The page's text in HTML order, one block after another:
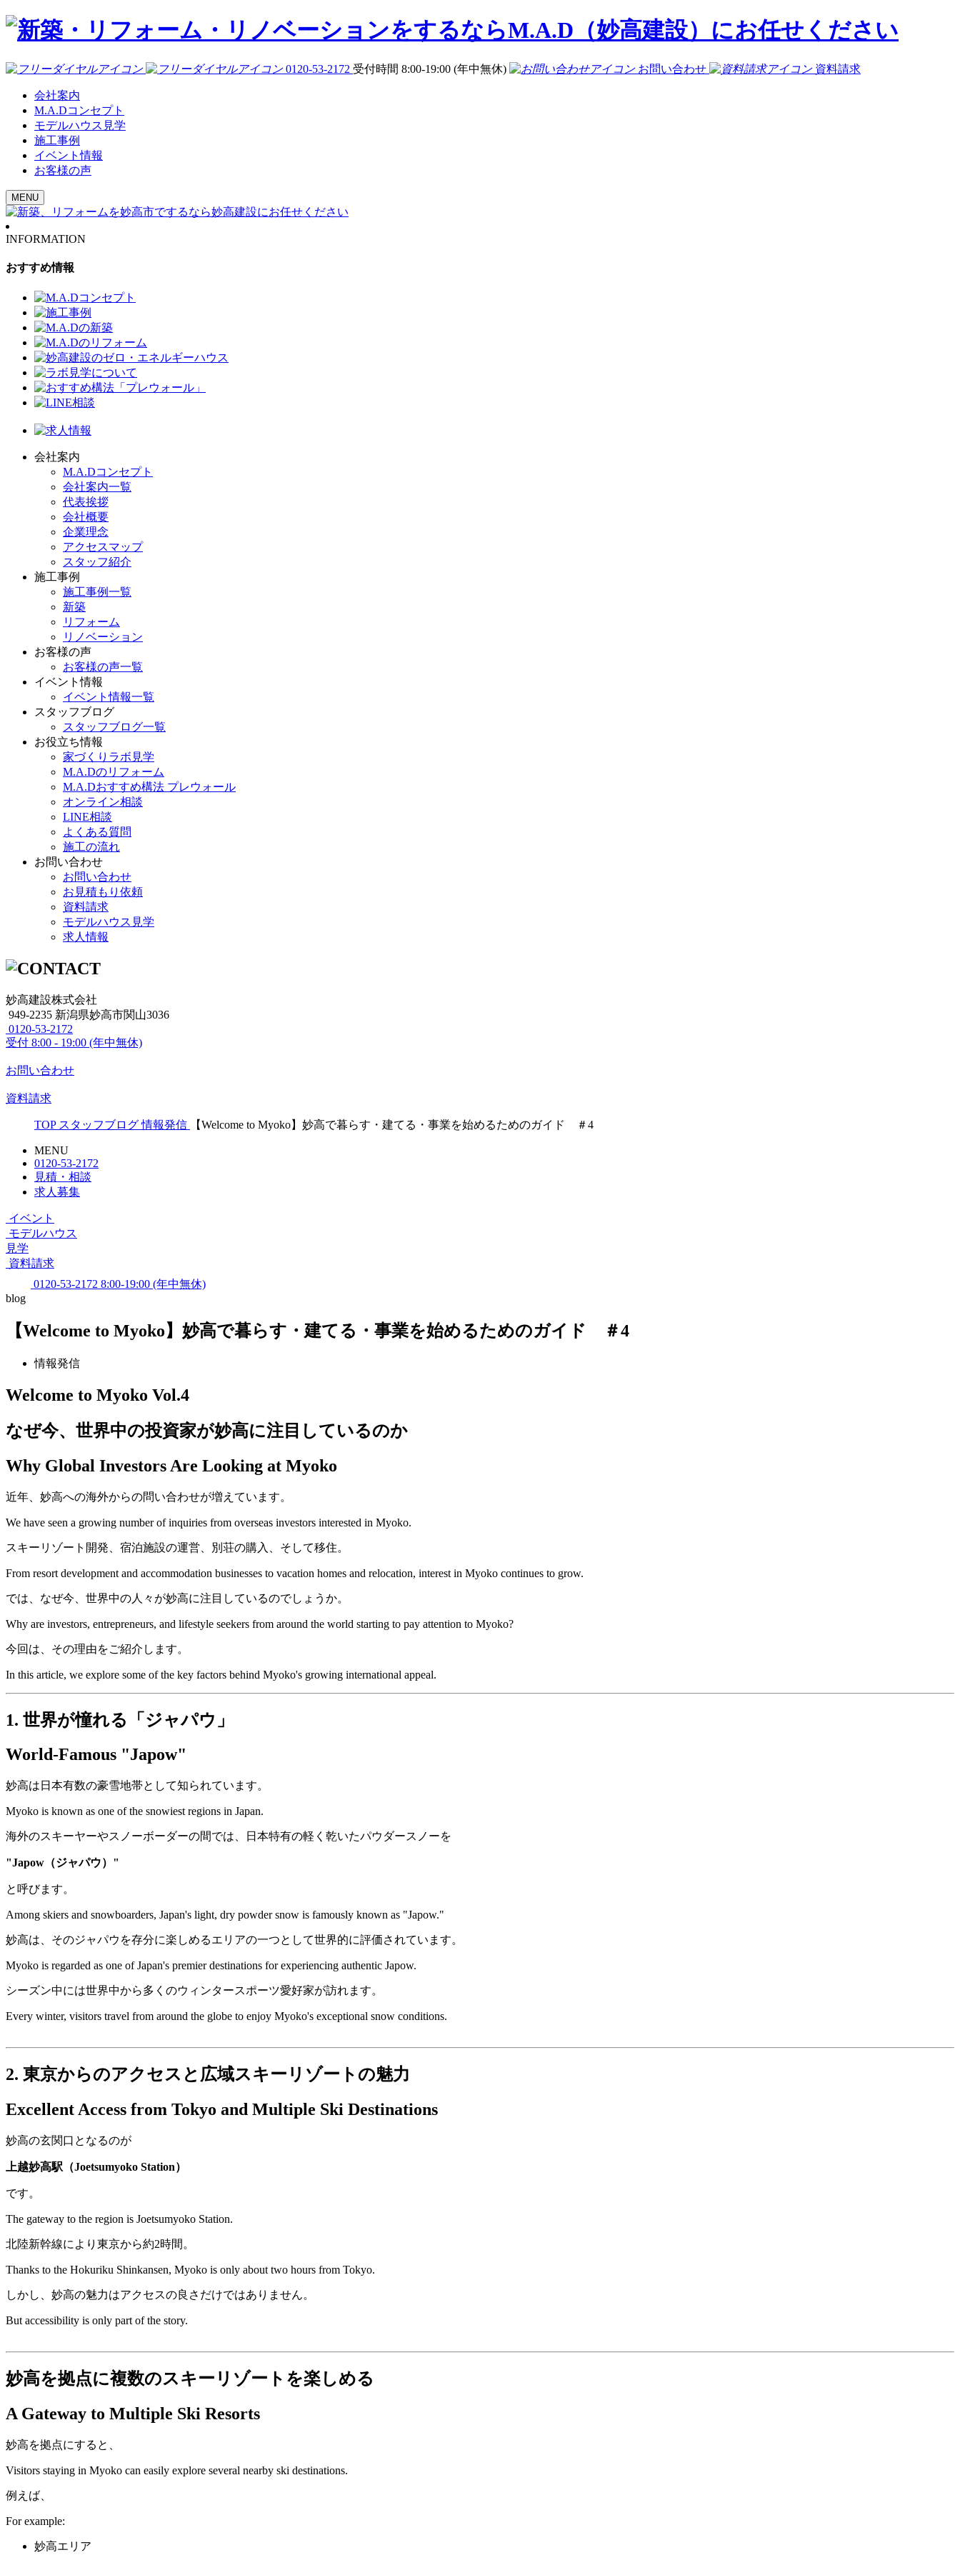
0120-53-2172 受付時間 8:00-19:00 (年中無休) お問い合わせ 資料請求
会社案内
M.A.Dコンセプト
モデルハウス見学
施工事例
イベント情報
お客様の声
MENU
INFORMATION
おすすめ情報
会社案内
M.A.Dコンセプト
会社案内一覧
代表挨拶
会社概要
企業理念
アクセスマップ
スタッフ紹介
施工事例
施工事例一覧
新築
リフォーム
リノベーション
お客様の声
お客様の声一覧
イベント情報
イベント情報一覧
スタッフブログ
スタッフブログ一覧
お役立ち情報
家づくりラボ見学
M.A.Dのリフォーム
M.A.Dおすすめ構法 プレウォール
オンライン相談
LINE相談
よくある質問
施工の流れ
お問い合わせ
お問い合わせ
お見積もり依頼
資料請求
モデルハウス見学
求人情報
妙高建設株式会社
949-2235 新潟県妙高市関山3036
0120-53-2172
受付 8:00 - 19:00 (年中無休)
お問い合わせ
資料請求
TOP スタッフブログ 情報発信 【Welcome to Myoko】妙高で暮らす・建てる・事業を始めるためのガイド ＃4
MENU
0120-53-2172
見積・相談
求人募集
イベント
モデルハウス
見学
資料請求
0120-53-2172 8:00-19:00 (年中無休)
blog
【Welcome to Myoko】妙高で暮らす・建てる・事業を始めるためのガイド ＃4
情報発信
Welcome to Myoko Vol.4
なぜ今、世界中の投資家が妙高に注目しているのか
Why Global Investors Are Looking at Myoko
近年、妙高への海外からの問い合わせが増えています。
We have seen a growing number of inquiries from overseas investors interested in Myoko.
スキーリゾート開発、宿泊施設の運営、別荘の購入、そして移住。
From resort development and accommodation businesses to vacation homes and relocation, interest in Myoko continues to grow.
では、なぜ今、世界中の人々が妙高に注目しているのでしょうか。
Why are investors, entrepreneurs, and lifestyle seekers from around the world starting to pay attention to Myoko?
今回は、その理由をご紹介します。
In this article, we explore some of the key factors behind Myoko's growing international appeal.
1. 世界が憧れる「ジャパウ」
World-Famous "Japow"
妙高は日本有数の豪雪地帯として知られています。
Myoko is known as one of the snowiest regions in Japan.
海外のスキーヤーやスノーボーダーの間では、日本特有の軽く乾いたパウダースノーを
"Japow（ジャパウ）"
と呼びます。
Among skiers and snowboarders, Japan's light, dry powder snow is famously known as "Japow."
妙高は、そのジャパウを存分に楽しめるエリアの一つとして世界的に評価されています。
Myoko is regarded as one of Japan's premier destinations for experiencing authentic Japow.
シーズン中には世界中から多くのウィンタースポーツ愛好家が訪れます。
Every winter, visitors travel from around the globe to enjoy Myoko's exceptional snow conditions.
2. 東京からのアクセスと広域スキーリゾートの魅力
Excellent Access from Tokyo and Multiple Ski Destinations
妙高の玄関口となるのが
上越妙高駅（Joetsumyoko Station）
です。
The gateway to the region is Joetsumyoko Station.
北陸新幹線により東京から約2時間。
Thanks to the Hokuriku Shinkansen, Myoko is only about two hours from Tokyo.
しかし、妙高の魅力はアクセスの良さだけではありません。
But accessibility is only part of the story.
妙高を拠点に複数のスキーリゾートを楽しめる
A Gateway to Multiple Ski Resorts
妙高を拠点にすると、
Visitors staying in Myoko can easily explore several nearby ski destinations.
例えば、
For example:
妙高エリア